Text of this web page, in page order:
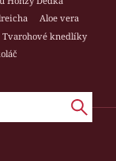
Aloe vera
Tvarohové knedlíky